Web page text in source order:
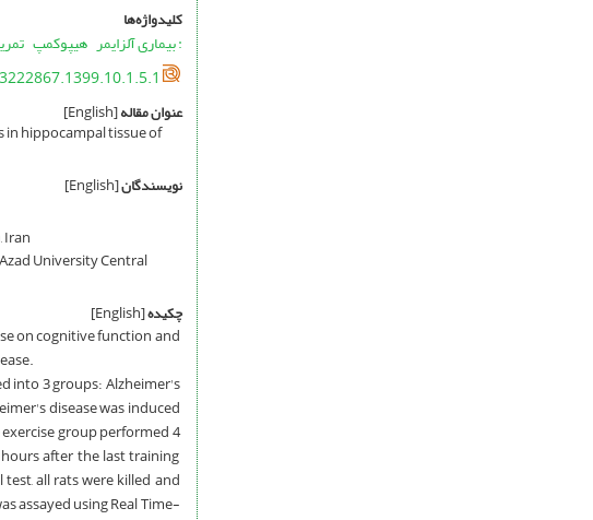
کلیدواژه‌ها
: بیماری آلزایمر هیپوکمپ
عنوان مقاله[English]
in hippocampal tissue of
نویسندگان[English]
Iran
University Central
چکیده[English]
on cognitive function and
into 3 groups: Alzheimer's
disease was induced
group performed 4
after the last training
all rats were killed and
assayed using Real Time-